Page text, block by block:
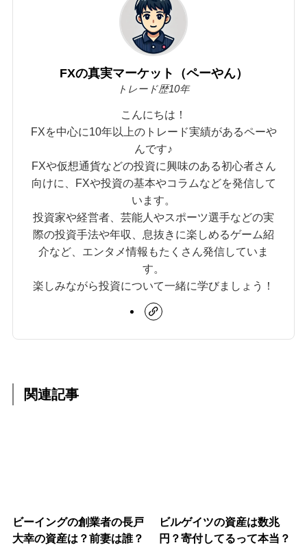
FXの真実マーケット（ペーやん）
トレード歴10年
こんにちは！
FXを中心に10年以上のトレード実績があるペーや
んです♪
FXや仮想通貨などの投資に興味のある初心者さん
向けに、FXや投資の基本やコラムなどを発信して
います。
投資家や経営者、芸能人やスポーツ選手などの実
際の投資手法や年収、息抜きに楽しめるゲーム紹
介など、エンタメ情報もたくさん発信していま
す。
楽しみながら投資について一緒に学びましょう！
関連記事
ビーイングの創業者の長戸
大幸の資産は？前妻は誰？
ビルゲイツの資産は数兆
円？寄付してるって本当？